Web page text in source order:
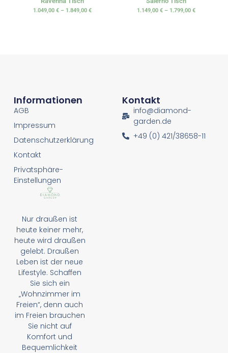
1.049,00 € – 1.849,00 € 1.149,00 € – 1.799,00 €
Nur draußen ist
heute keiner mehr,
heute wird draußen
gelebt. Draußen
Leben ist der neue
Lifestyle. Schaffen
Sie sich ein
„Wohnzimmer im
Freien“, denn auch
im Freien brauchen
Sie nicht auf
Komfort und
Bequemlichkeit
Informationen
AGB
Impressum
Datenschutzerklärung
Kontakt
Privatsphäre-
Einstellungen
Kontakt
info@diamond-
garden.de
+49 (0) 421/38658-11